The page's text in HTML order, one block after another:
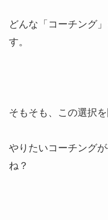
どんな「コーチング
す。
そもそも、この選択
やりたいコーチング
ね？